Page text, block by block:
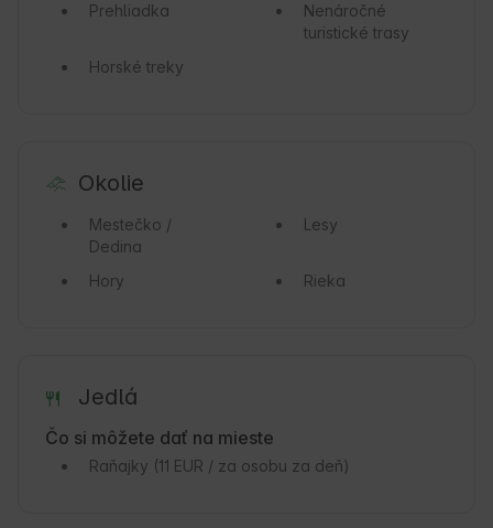
Prehliadka
Nenáročné
turistické trasy
Horské treky
Okolie
Mestečko /
Dedina
Lesy
Hory Rieka
Jedlá
Čo si môžete dať na mieste
Raňajky (11 EUR / za osobu za deň)